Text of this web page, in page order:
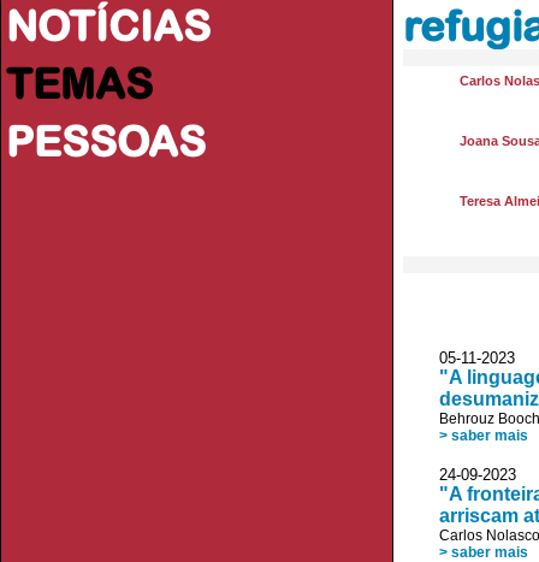
NOTÍCIAS
TEMAS
PESSOAS
Carlos
Joana
Teresa
05-11-
"A
Behrouz
> saber mais
24-09-
"A
arriscam
Carlos Nolasco
> saber mais